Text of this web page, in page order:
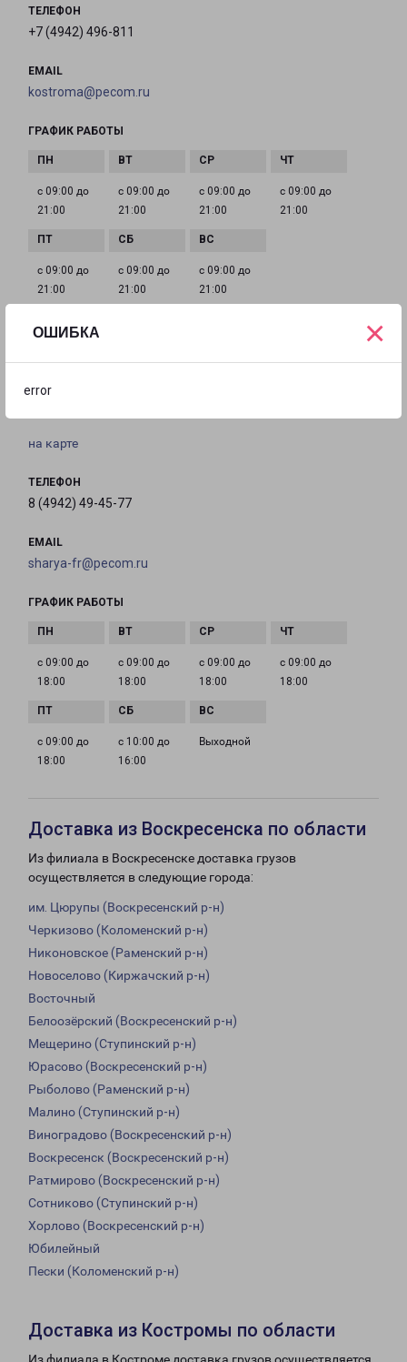
ОШИБКА
error
×
ТЕЛЕФОН
+7 (4942) 496-811
EMAIL
kostroma@pecom.ru
ГРАФИК РАБОТЫ
с 09:00 до
21:00
с 09:00 до
21:00
с 09:00 до
21:00
с 09:00 до
21:00
с 09:00 до
21:00
с 09:00 до
21:00
с 09:00 до
21:00
на карте
ТЕЛЕФОН
8 (4942) 49-45-77
EMAIL
sharya-fr@pecom.ru
ГРАФИК РАБОТЫ
с 09:00 до
18:00
с 09:00 до
18:00
с 09:00 до
18:00
с 09:00 до
18:00
с 09:00 до
18:00
с 10:00 до
16:00
Выходной
Доставка из Воскресенска по области
Из филиала в Воскресенске доставка грузов
осуществляется в следующие города:
им. Цюрупы (Воскресенский р-н)
Черкизово (Коломенский р-н)
Никоновское (Раменский р-н)
Новоселово (Киржачский р-н)
Восточный
Белоозёрский (Воскресенский р-н)
Мещерино (Ступинский р-н)
Юрасово (Воскресенский р-н)
Рыболово (Раменский р-н)
Малино (Ступинский р-н)
Виноградово (Воскресенский р-н)
Воскресенск (Воскресенский р-н)
Ратмирово (Воскресенский р-н)
Сотниково (Ступинский р-н)
Хорлово (Воскресенский р-н)
Юбилейный
Пески (Коломенский р-н)
Доставка из Костромы по области